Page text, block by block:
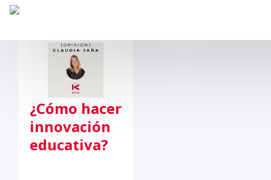
¿Cómo hacer
innovación
educativa?